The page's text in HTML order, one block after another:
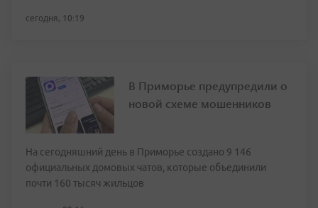
сегодня, 10:19
В Приморье предупредили о
новой схеме мошенников
На сегодняшний день в Приморье создано 9 146
официальных домовых чатов, которые объединили
почти 160 тысяч жильцов